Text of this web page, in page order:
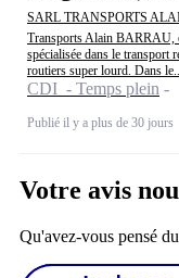
SARL TRANSPORTS
Transports Alain BARRAU,
spécialisée dans le transport
routiers super lourd. Dans
CDI - Temps plein
Publié il y a plus de 30 jours
Votre avis
Qu'avez-vous pensé